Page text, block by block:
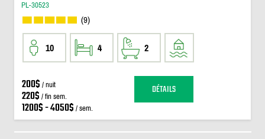
PL-30523
(9)
10 4 2
200$ / nuit
220$ / fin sem.
1200$ - 4050$ / sem.
DÉTAILS